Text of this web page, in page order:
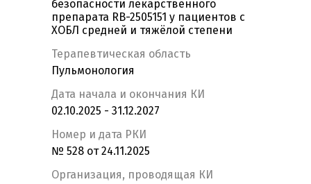
безопасности лекарственного
препарата RB-2505151 у пациентов с
ХОБЛ средней и тяжёлой степени
Терапевтическая область
Пульмонология
Дата начала и окончания КИ
02.10.2025 - 31.12.2027
Номер и дата РКИ
№ 528 от 24.11.2025
Организация, проводящая КИ